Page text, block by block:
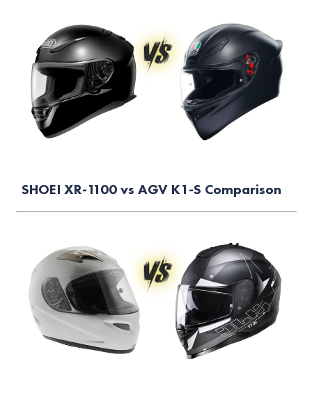
SHOEI XR-1100 vs AGV K1-S Comparison